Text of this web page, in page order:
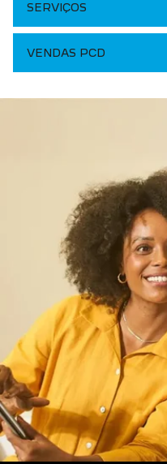
SERVIÇOS
VENDAS PCD